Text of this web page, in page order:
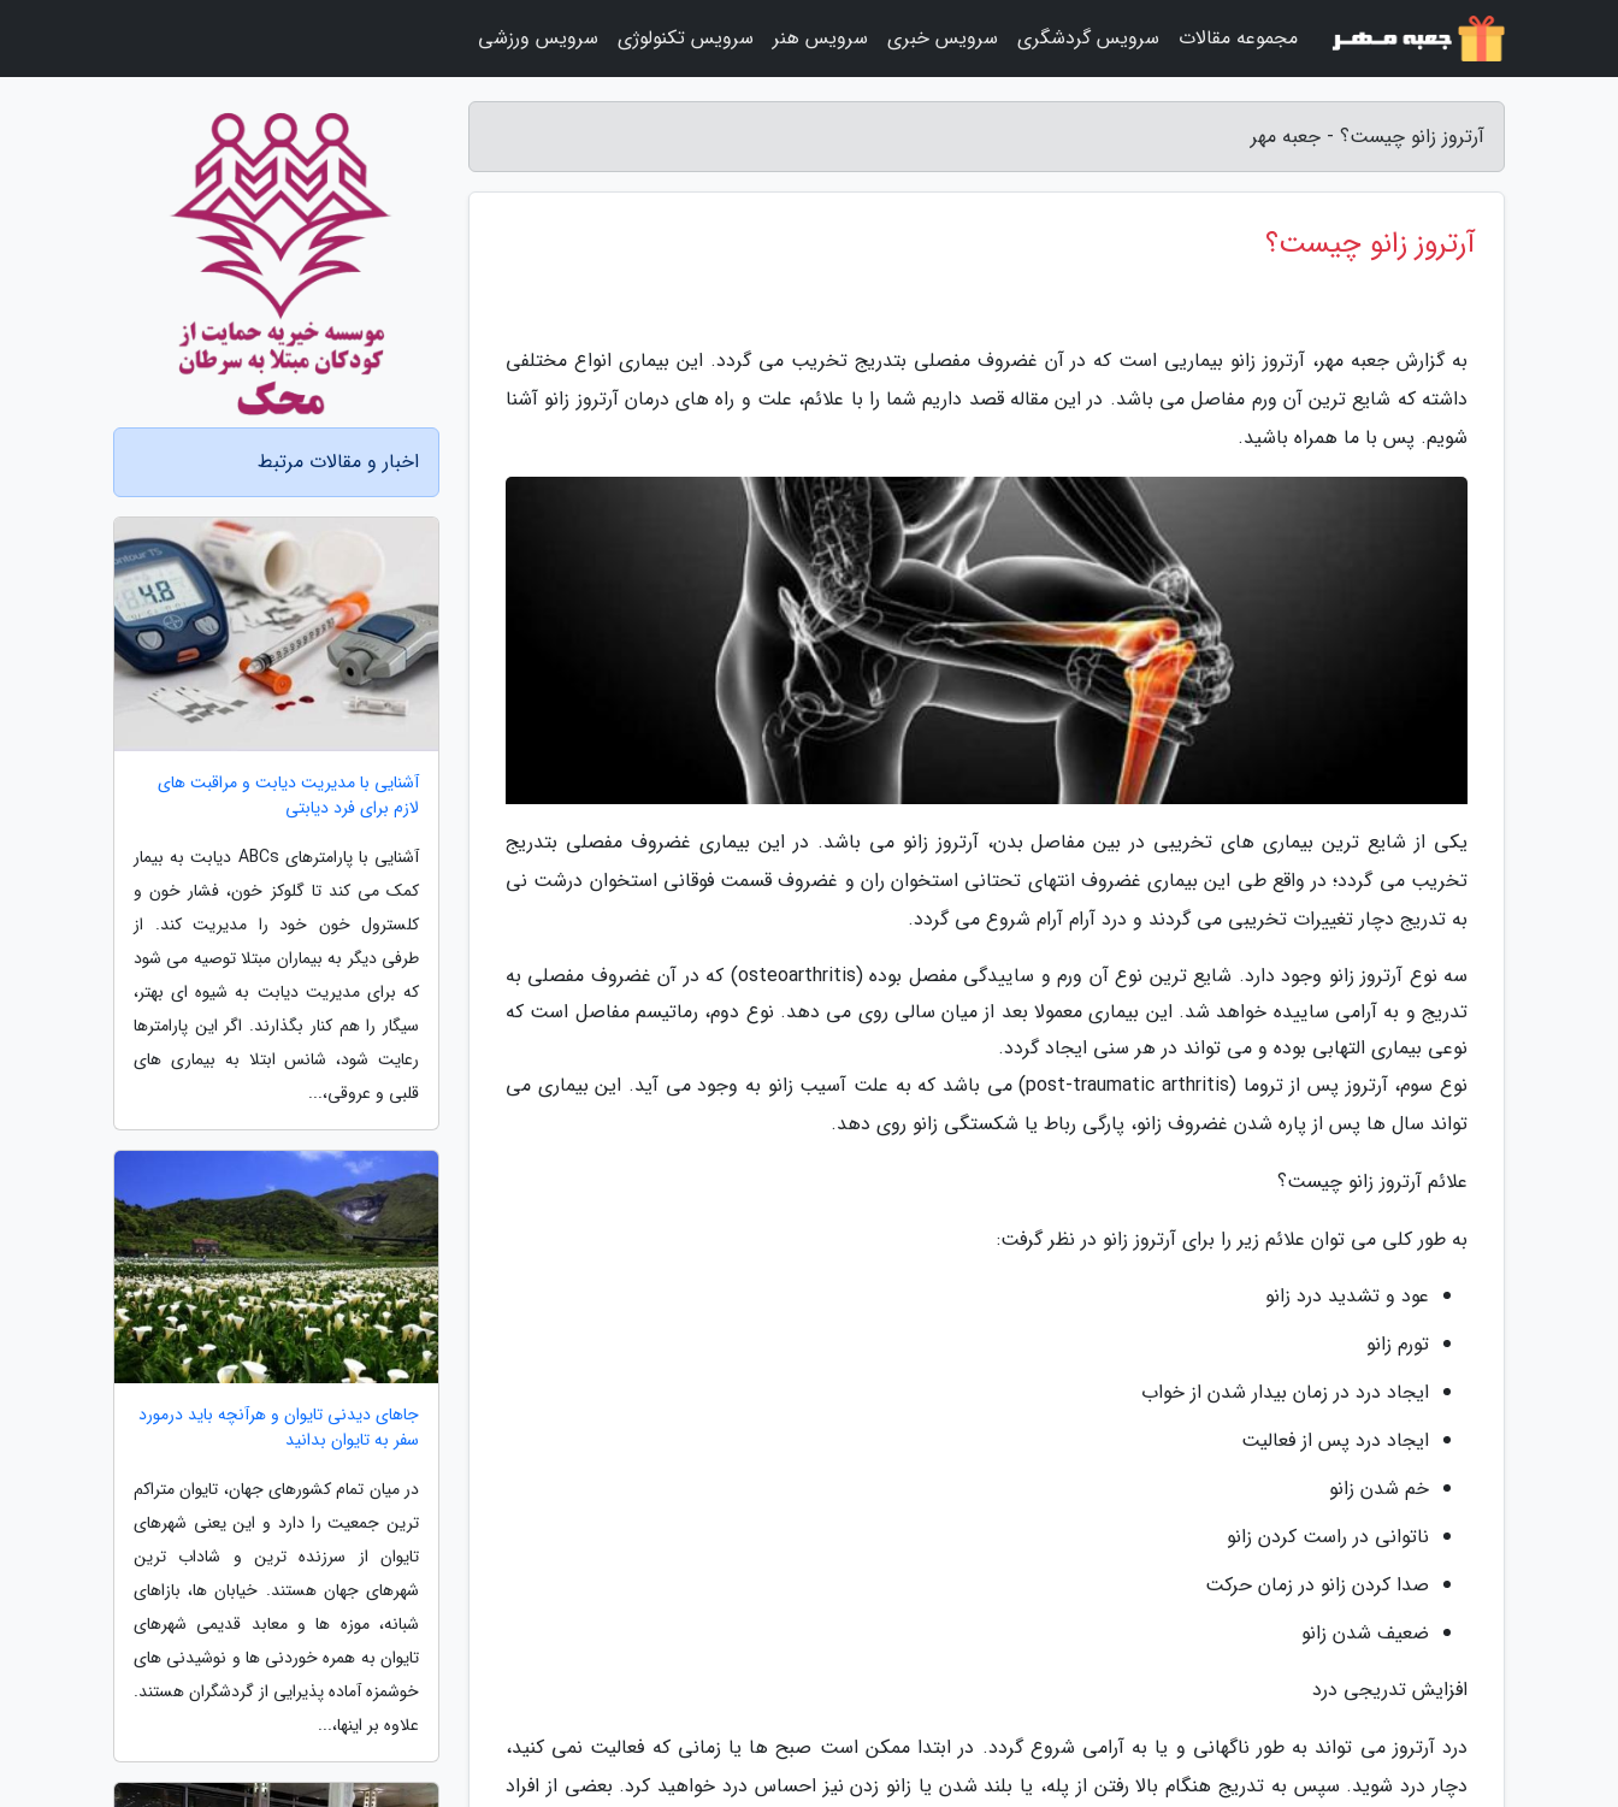
آرتروز زانو چیست؟ - جعبه مهر
آرتروز زانو چیست؟
به گزارش جعبه مهر، آرتروز زانو بیماریی است که در آن غضروف مفصلی بتدریج تخریب می گردد. این بیماری انواع مختلفی
داشته که شایع ترین آن ورم مفاصل می باشد. در این مقاله قصد داریم شما را با علائم، علت و راه های درمان آرتروز زانو آشنا
شویم. پس با ما همراه باشید.
یکی از شایع ترین بیماری های تخریبی در بین مفاصل بدن، آرتروز زانو می باشد. در این بیماری غضروف مفصلی بتدریج
تخریب می گردد؛ در واقع طی این بیماری غضروف انتهای تحتانی استخوان ران و غضروف قسمت فوقانی استخوان درشت نی
به تدریج دچار تغییرات تخریبی می گردند و درد آرام آرام شروع می گردد.
سه نوع آرتروز زانو وجود دارد. شایع ترین نوع آن ورم و ساییدگی مفصل بوده (osteoarthritis) که در آن غضروف مفصلی به
تدریج و به آرامی ساییده خواهد شد. این بیماری معمولا بعد از میان سالی روی می دهد. نوع دوم، رماتیسم مفاصل است که
نوعی بیماری التهابی بوده و می تواند در هر سنی ایجاد گردد.
نوع سوم، آرتروز پس از تروما (post-traumatic arthritis) می باشد که به علت آسیب زانو به وجود می آید. این بیماری می
تواند سال ها پس از پاره شدن غضروف زانو، پارگی رباط یا شکستگی زانو روی دهد.
علائم آرتروز زانو چیست؟
به طور کلی می توان علائم زیر را برای آرتروز زانو در نظر گرفت:
عود و تشدید درد زانو
تورم زانو
ایجاد درد در زمان بیدار شدن از خواب
ایجاد درد پس از فعالیت
خم شدن زانو
ناتوانی در راست کردن زانو
صدا کردن زانو در زمان حرکت
ضعیف شدن زانو
افزایش تدریجی درد
درد آرتروز می تواند به طور ناگهانی و یا به آرامی شروع گردد. در ابتدا ممکن است صبح ها یا زمانی که فعالیت نمی کنید،
دچار درد شوید. سپس به تدریج هنگام بالا رفتن از پله، یا بلند شدن یا زانو زدن نیز احساس درد خواهید کرد. بعضی از افراد
اخبار و مقالات مرتبط
آشنایی با مدیریت دیابت و مراقبت های
لازم برای فرد دیابتی
آشنایی با پارامترهای ABCs دیابت به بیمار
کمک می کند تا گلوکز خون، فشار خون و
کلسترول خون خود را مدیریت کند. از
طرفی دیگر به بیماران مبتلا توصیه می شود
که برای مدیریت دیابت به شیوه ای بهتر،
سیگار را هم کنار بگذارند. اگر این پارامترها
رعایت شود، شانس ابتلا به بیماری های
قلبی و عروقی،...
جاهای دیدنی تایوان و هرآنچه باید درمورد
سفر به تایوان بدانید
در میان تمام کشورهای جهان، تایوان متراکم
ترین جمعیت را دارد و این یعنی شهرهای
تایوان از سرزنده ترین و شاداب ترین
شهرهای جهان هستند. خیابان ها، بازاهای
شبانه، موزه ها و معابد قدیمی شهرهای
تایوان به همره خوردنی ها و نوشیدنی های
خوشمزه آماده پذیرایی از گردشگران هستند.
علاوه بر اینها،...
مجموعه مقالات سرویس گردشگری سرویس خبری سرویس هنر سرویس تکنولوژی سرویس ورزشی